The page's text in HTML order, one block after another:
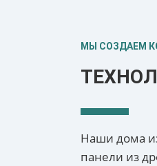
МЫ СОЗДАЕМ
Наши дома
панели из